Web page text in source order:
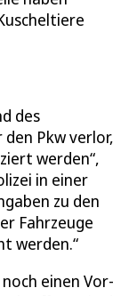
des
Pkw verlor,
werden“,
in einer
zu den
Fahrzeuge
werden.“
einen Vor-